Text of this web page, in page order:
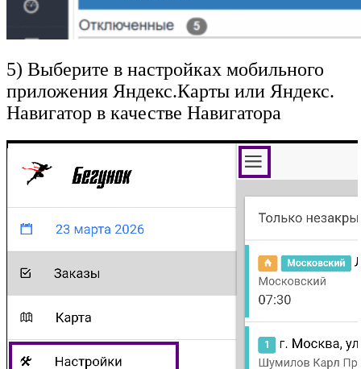
5) Выберите в настройках мобильного
приложения Яндекс.Карты или Яндекс.
Навигатор в качестве Навигатора